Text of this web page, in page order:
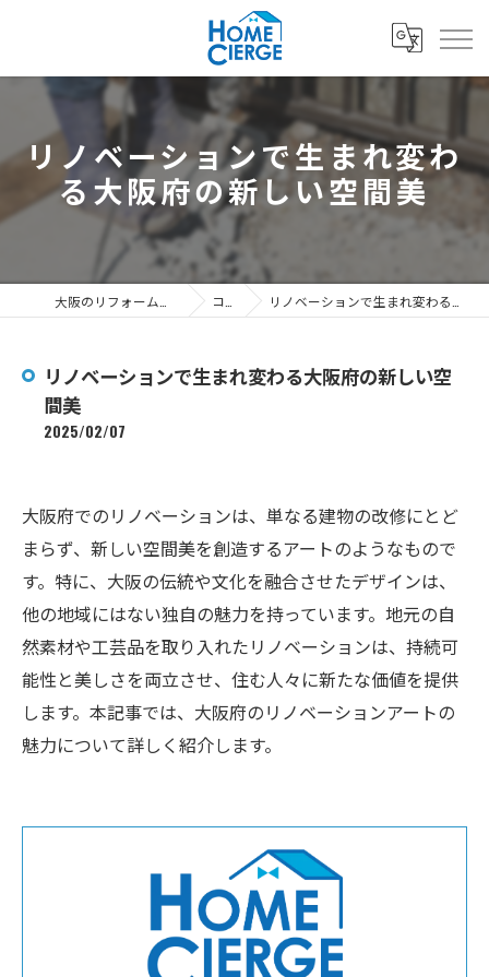
リノベーションで生まれ変わ
る大阪府の新しい空間美
コラム リノベーションで生まれ変わる大阪府の新しい空間美
リノベーションで生まれ変わる大阪府の新しい空
間美
2025/02/07
大阪府でのリノベーションは、単なる建物の改修にとど
まらず、新しい空間美を創造するアートのようなもので
す。特に、大阪の伝統や文化を融合させたデザインは、
他の地域にはない独自の魅力を持っています。地元の自
然素材や工芸品を取り入れたリノベーションは、持続可
能性と美しさを両立させ、住む人々に新たな価値を提供
します。本記事では、大阪府のリノベーションアートの
魅力について詳しく紹介します。